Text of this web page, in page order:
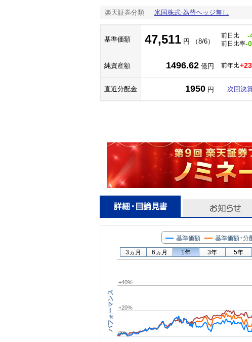
楽天証券分類 米国株式-為替ヘッジ無し
基準価額 47,511 円 （8/6）
前日比 -
前日比率-
純資産額 1496.62 億円 前年比
直近分配金 1950 円 次回決
パフォーマンス
基準価額 基準価額+分
0%
+20%
+40%
3ヵ月 6ヵ月 1年 3年 5年